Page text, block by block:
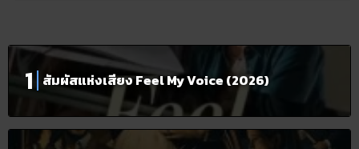
สัมผัสแห่งเสียง Feel My Voice (2026)